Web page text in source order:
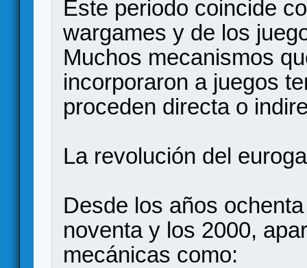
Este periodo coincide
wargames y de los
Muchos mecanismos
incorporaron a juegos
proceden directa o
La revolución del
Desde los años
noventa y los 2000,
mecánicas como: